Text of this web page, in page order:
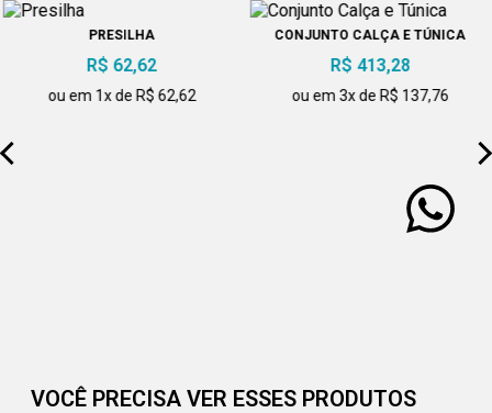
PRESILHA
R$ 62,62
ou em 1x de R$ 62,62
CONJUNTO CALÇA E TÚNICA
R$ 413,28
ou em 3x de R$ 137,76
VOCÊ PRECISA VER ESSES PRODUTOS